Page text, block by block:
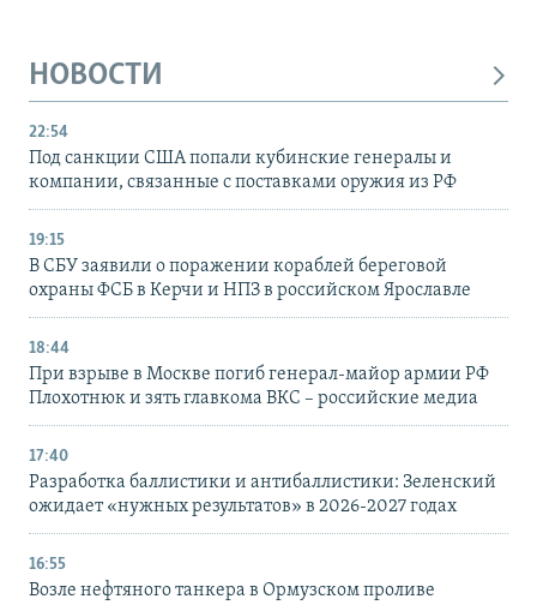
НОВОСТИ
22:54
Под санкции США попали кубинские генералы и
компании, связанные с поставками оружия из РФ
19:15
В СБУ заявили о поражении кораблей береговой
охраны ФСБ в Керчи и НПЗ в российском Ярославле
18:44
При взрыве в Москве погиб генерал-майор армии РФ
Плохотнюк и зять главкома ВКС – российские медиа
17:40
Разработка баллистики и антибаллистики: Зеленский
ожидает «нужных результатов» в 2026-2027 годах
16:55
Возле нефтяного танкера в Ормузском проливе